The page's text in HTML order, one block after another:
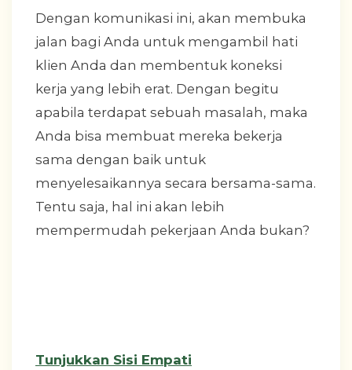
Dengan komunikasi ini, akan membuka
jalan bagi Anda untuk mengambil hati
klien Anda dan membentuk koneksi
kerja yang lebih erat. Dengan begitu
apabila terdapat sebuah masalah, maka
Anda bisa membuat mereka bekerja
sama dengan baik untuk
menyelesaikannya secara bersama-sama.
Tentu saja, hal ini akan lebih
mempermudah pekerjaan Anda bukan?
Tunjukkan Sisi Empati